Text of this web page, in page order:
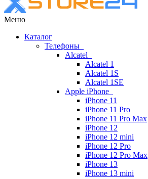
Меню
Каталог
Телефоны
Alcatel
Alcatel 1
Alcatel 1S
Alcatel 1SE
Apple iPhone
iPhone 11
iPhone 11 Pro
iPhone 11 Pro Max
iPhone 12
iPhone 12 mini
iPhone 12 Pro
iPhone 12 Pro Max
iPhone 13
iPhone 13 mini